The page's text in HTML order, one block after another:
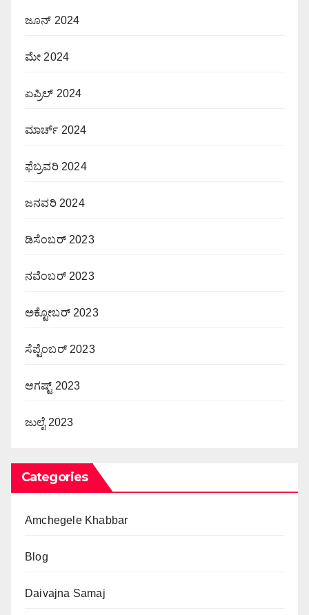
ಜೂನ್ 2024
ಮೇ 2024
ಏಪ್ರಿಲ್ 2024
ಮಾರ್ಚ್ 2024
ಫೆಬ್ರವರಿ 2024
ಜನವರಿ 2024
ಡಿಸೆಂಬರ್ 2023
ನವೆಂಬರ್ 2023
ಅಕ್ಟೋಬರ್ 2023
ಸೆಪ್ಟೆಂಬರ್ 2023
ಆಗಷ್ಟ್ 2023
ಜುಲೈ 2023
Categories
Amchegele Khabbar
Blog
Daivajna Samaj